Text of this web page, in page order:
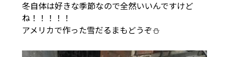
冬自体は好きな季節なので全然いいんですけど
ね！！！！！
アメリカで作った雪だるまもどうぞ⛄